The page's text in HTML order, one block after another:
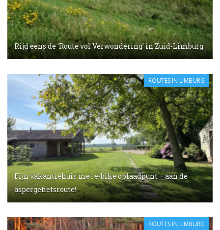
Rijd eens de ‘Route vol Verwondering’ in Zuid-Limburg
Fijn vakantiehuis met e-bike oplaadpunt – aan de
aspergefietsroute!
ROUTES IN LIMBURG
ROUTES IN LIMBURG